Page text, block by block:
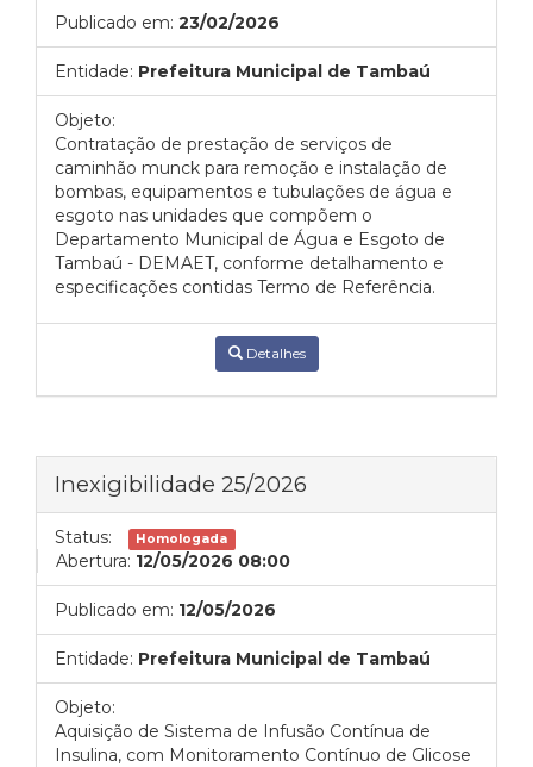
Publicado em: 23/02/2026
Entidade: Prefeitura Municipal de Tambaú
Objeto:
Contratação de prestação de serviços de
caminhão munck para remoção e instalação de
bombas, equipamentos e tubulações de água e
esgoto nas unidades que compõem o
Departamento Municipal de Água e Esgoto de
Tambaú - DEMAET, conforme detalhamento e
especificações contidas Termo de Referência.
Detalhes
Inexigibilidade 25/2026
Status: Homologada
Abertura: 12/05/2026 08:00
Publicado em: 12/05/2026
Entidade: Prefeitura Municipal de Tambaú
Objeto:
Aquisição de Sistema de Infusão Contínua de
Insulina, com Monitoramento Contínuo de Glicose